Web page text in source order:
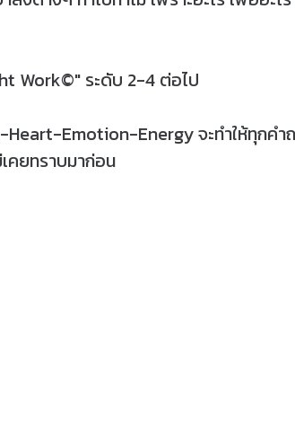
Work©" ระดับ 2-4 ต่อไป
Emotion-Energy จะทำให้ทุกค
คยทราบมาก่อน